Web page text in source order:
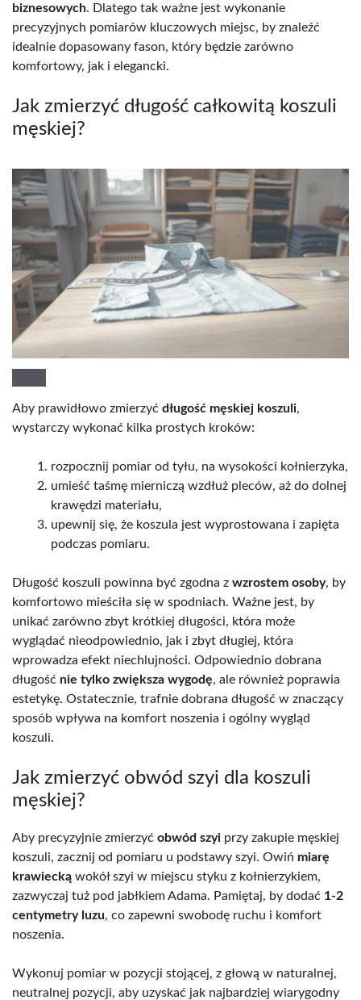
biznesowych. Dlatego tak ważne jest wykonanie
precyzyjnych pomiarów kluczowych miejsc, by znaleźć
idealnie dopasowany fason, który będzie zarówno
komfortowy, jak i elegancki.
Jak zmierzyć długość całkowitą koszuli
męskiej?
Aby prawidłowo zmierzyć długość męskiej koszuli,
wystarczy wykonać kilka prostych kroków:
rozpocznij pomiar od tyłu, na wysokości kołnierzyka,
umieść taśmę mierniczą wzdłuż pleców, aż do dolnej
krawędzi materiału,
upewnij się, że koszula jest wyprostowana i zapięta
podczas pomiaru.
Długość koszuli powinna być zgodna z wzrostem osoby, by
komfortowo mieściła się w spodniach. Ważne jest, by
unikać zarówno zbyt krótkiej długości, która może
wyglądać nieodpowiednio, jak i zbyt długiej, która
wprowadza efekt niechlujności. Odpowiednio dobrana
długość nie tylko zwiększa wygodę, ale również poprawia
estetykę. Ostatecznie, trafnie dobrana długość w znaczący
sposób wpływa na komfort noszenia i ogólny wygląd
koszuli.
Jak zmierzyć obwód szyi dla koszuli
męskiej?
Aby precyzyjnie zmierzyć obwód szyi przy zakupie męskiej
koszuli, zacznij od pomiaru u podstawy szyi. Owiń miarę
krawiecką wokół szyi w miejscu styku z kołnierzykiem,
zazwyczaj tuż pod jabłkiem Adama. Pamiętaj, by dodać 1-2
centymetry luzu, co zapewni swobodę ruchu i komfort
noszenia.
Wykonuj pomiar w pozycji stojącej, z głową w naturalnej,
neutralnej pozycji, aby uzyskać jak najbardziej wiarygodny